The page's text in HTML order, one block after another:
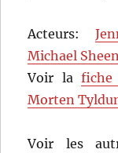
Acteurs:
Michael
Voir la
Morten
Voir les